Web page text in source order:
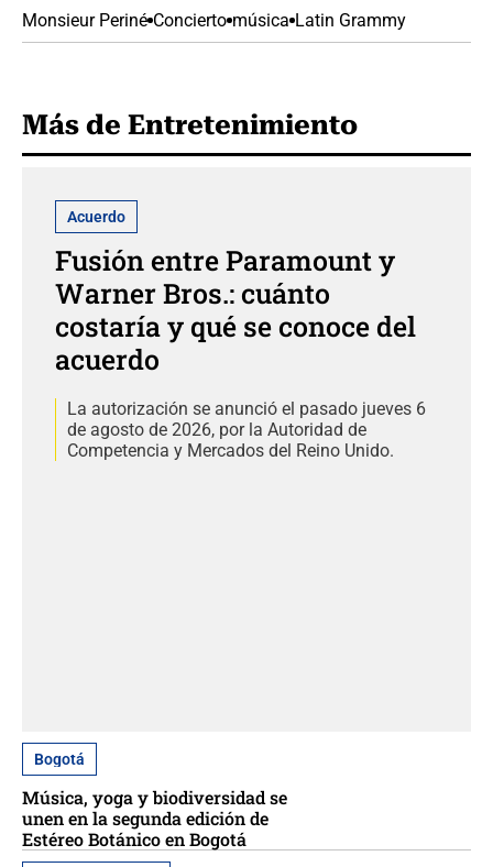
Monsieur Periné Concierto música Latin Grammy
Más de Entretenimiento
Acuerdo
Fusión entre Paramount y
Warner Bros.: cuánto
costaría y qué se conoce del
acuerdo
La autorización se anunció el pasado jueves 6
de agosto de 2026, por la Autoridad de
Competencia y Mercados del Reino Unido.
Bogotá
Música, yoga y biodiversidad se
unen en la segunda edición de
Estéreo Botánico en Bogotá